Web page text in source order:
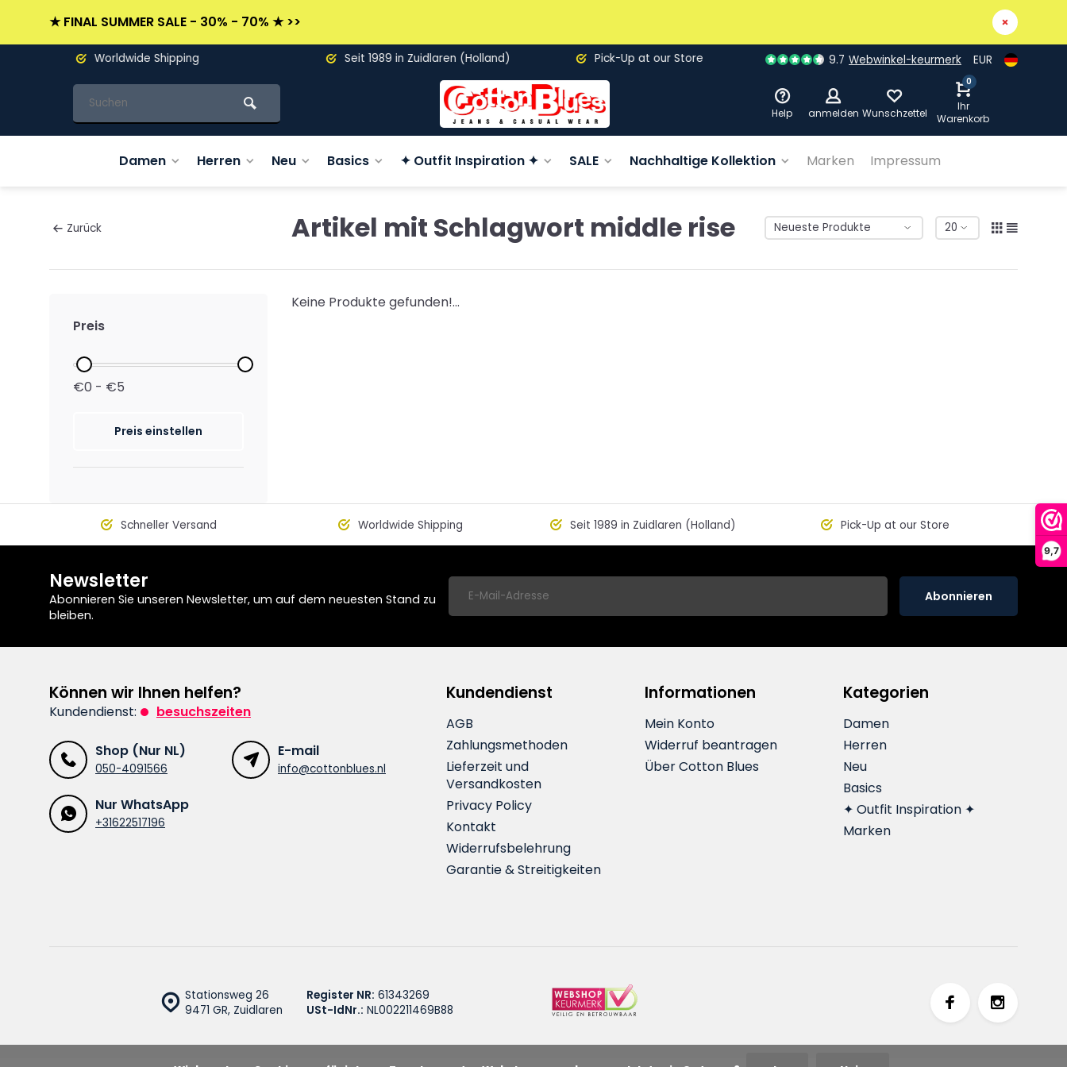
9,7
★ FINAL SUMMER SALE - 30% - 70% ★ >>
Worldwide Shipping Seit 1989 in Zuidlaren (Holland) Pick-Up at our Store 9.7 Webwinkel-keurmerk EUR
Help anmelden Wunschzettel
0
Ihr
Warenkorb
Damen Herren Neu Basics ✦ Outfit Inspiration ✦ SALE Nachhaltige Kollektion Marken Impressum
Zurück Artikel mit Schlagwort middle rise
Preis
€0 - €5
Preis einstellen
Keine Produkte gefunden!...
Schneller Versand Worldwide Shipping Seit 1989 in Zuidlaren (Holland) Pick-Up at our Store
Newsletter
Abonnieren Sie unseren Newsletter, um auf dem neuesten Stand zu
bleiben.
Abonnieren
Können wir Ihnen helfen?
Kundendienst: besuchszeiten
Shop (Nur NL)
050-4091566
E-mail
info@cottonblues.nl
Nur WhatsApp
+31622517196
Kundendienst
AGB
Zahlungsmethoden
Lieferzeit und
Versandkosten
Privacy Policy
Kontakt
Widerrufsbelehrung
Garantie & Streitigkeiten
Informationen
Mein Konto
Widerruf beantragen
Über Cotton Blues
Kategorien
Damen
Herren
Neu
Basics
✦ Outfit Inspiration ✦
Marken
Stationsweg 26
9471 GR, Zuidlaren
Register NR: 61343269
USt-IdNr.: NL002211469B88